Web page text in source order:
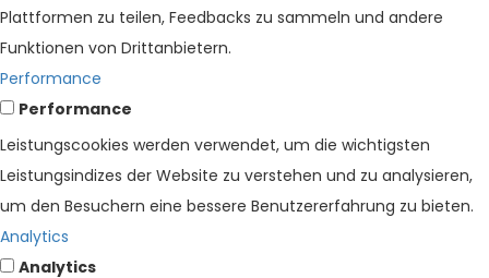
Plattformen zu teilen, Feedbacks zu sammeln und andere
Funktionen von Drittanbietern.
Performance
Performance
Leistungscookies werden verwendet, um die wichtigsten
Leistungsindizes der Website zu verstehen und zu analysieren,
um den Besuchern eine bessere Benutzererfahrung zu bieten.
Analytics
Analytics